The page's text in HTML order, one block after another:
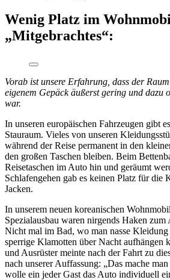
Wenig Platz im
„Mitgebrachtes“:
Vorab ist unsere Erfahrung, dass der
eigenem Gepäck äußerst gering und dazu
war.
In unseren europäischen Fahrzeugen gibt
Stauraum. Vieles von unseren
während der Reise permanent in den
den großen Taschen bleiben. Beim
Reisetaschen im Auto hin und geräumt
Schlafengehen gab es keinen Platz für die
Jacken.
In unserem neuen koreanischen
Spezialausbau waren nirgends Haken zum
Nicht mal im Bad, wo man nasse Kleidung
sperrige Klamotten über Nacht aufhängen
und Ausrüster meinte nach der Fahrt zu
nach unserer Auffassung: „Das mache
wolle ein jeder Gast das Auto individuell